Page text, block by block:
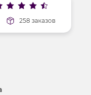
длинные
258 заказов